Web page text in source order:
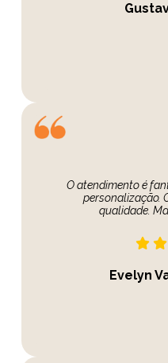
O atendimento é
personalização.
qualidade.
Evelyn